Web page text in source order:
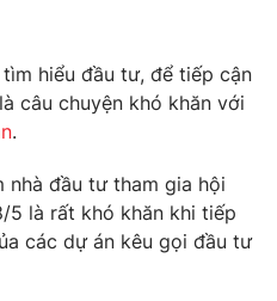
hiểu đầu tư, để tiếp cận
câu chuyện khó khăn với
.
nhà đầu tư tham gia hội
5 là rất khó khăn khi tiếp
các dự án kêu gọi đầu tư